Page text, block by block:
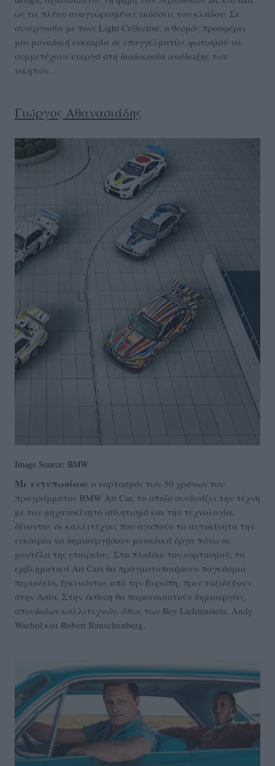
ως τις πλέον αναγνωρισμένες εκδόσεις του κλάδου. Σε
συνεργασία με τους Light Collective, ο θεσμός προσφέρει
μια μοναδική ευκαιρία σε επαγγελματίες φωτισμού να
συμμετέχουν ενεργά στη διαδικασία ανάδειξης των
νικητών.
Γιώργος Αθανασιάδης
Image Source: BMW
Με εντυπωσίασε ο εορτασμός των 50 χρόνων του
προγράμματος BMW Art Car, το οποίο συνδυάζει την τέχνη
με τον μηχανοκίνητο αθλητισμό και την τεχνολογία,
δίνοντας σε καλλιτέχνες που αγαπούν τα αυτοκίνητα την
ευκαιρία να δημιουργήσουν μοναδικά έργα πάνω σε
μοντέλα της εταιρείας. Στο πλαίσιο του εορτασμού, τα
εμβληματικά Art Cars θα πραγματοποιήσουν παγκόσμια
περιοδεία, ξεκινώντας από την Ευρώπη, πριν ταξιδέψουν
στην Ασία. Στην έκθεση θα παρουσιαστούν δημιουργίες
σπουδαίων καλλιτεχνών, όπως των Roy Lichtenstein, Andy
Warhol και Robert Rauschenberg.